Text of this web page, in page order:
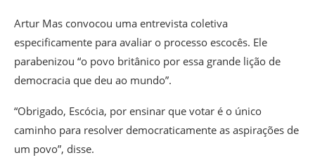
Artur Mas convocou uma entrevista coletiva
especificamente para avaliar o processo escocês. Ele
parabenizou “o povo britânico por essa grande lição de
democracia que deu ao mundo”.
“Obrigado, Escócia, por ensinar que votar é o único
caminho para resolver democraticamente as aspirações de
um povo”, disse.